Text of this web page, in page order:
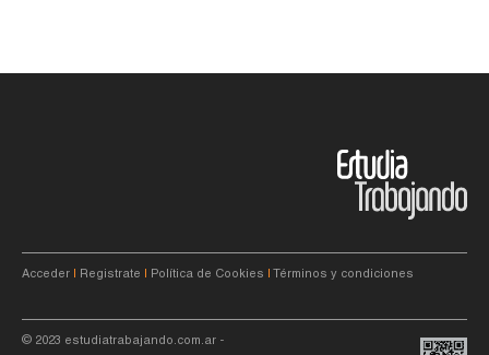
Acceder Registrate Política de Cookies Términos y condiciones
© 2023 estudiatrabajando.com.ar -